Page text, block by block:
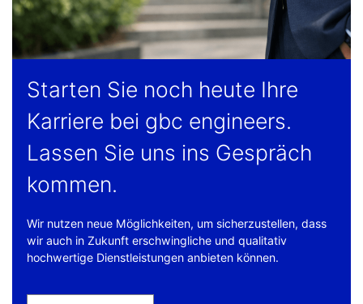
Starten Sie noch heute Ihre
Karriere bei gbc engineers.
Lassen Sie uns ins Gespräch
kommen.
Wir nutzen neue Möglichkeiten, um sicherzustellen, dass
wir auch in Zukunft erschwingliche und qualitativ
hochwertige Dienstleistungen anbieten können.